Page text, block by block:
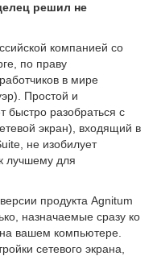
решил не
компанией со
по праву
в мире
Простой и
быстро разобраться с
экран), входящий в
не изобилует
лучшему для
продукта Agnitum
назначаемые сразу ко
вашем компьютере.
сетевого экрана,